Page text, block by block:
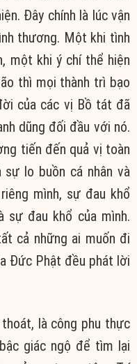
Đây chính là lúc vận
thương. Một khi tình
một khi ý chí thể hiện
thì mọi thành trì bạo
của các vị Bồ tát đã
dũng đối đầu với nó.
tiến đến quả vị toàn
lo buồn cá nhân và
mình, sự đau khổ
sự đau khổ của mình.
cả những ai muốn đi
Đức Phật đều phát lời
là công phu thực
giác ngộ để tìm lại